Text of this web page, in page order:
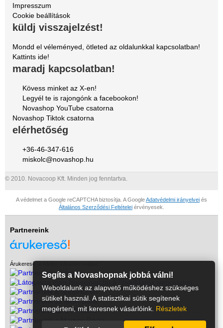
Impresszum
Cookie beállítások
küldj visszajelzést!
Mondd el véleményed, ötleted az oldalunkkal kapcsolatban!
Kattints ide!
maradj kapcsolatban!
Kövess minket az X-en!
Legyél te is rajongónk a facebookon!
Novashop YouTube csatorna
Novashop Tiktok csatorna
elérhetőség
+36-46-347-616
miskolc@novashop.hu
© 2010. Novacoop Kft. Minden jog fenntartva.
A védelmet a Google reCAPTCHA biztosítja. A GoogleAdatvédelmi irányelvei és
Általános Szerződési Feltételei érvényesek.
Partnereink
Árukereső, a hiteles vásárlási kalauz
Segíts a Novashopnak jobbá válni!
Weboldalunk az alapvető működéshez szükséges
sütiket használ. A statisztikai sütik segítenek
megérteni, mit keresnek vásárlóink. Részletek